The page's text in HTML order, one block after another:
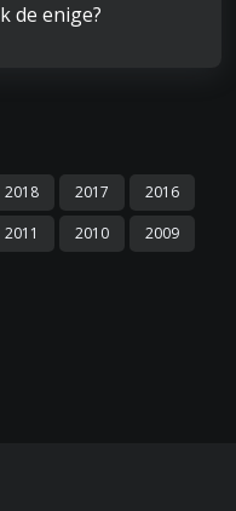
de enige?
2018 2017
2016
2011 2010
2009